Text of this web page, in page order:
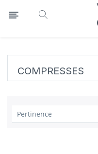
Basculer la
☰
COMPRESSES
Pertinence